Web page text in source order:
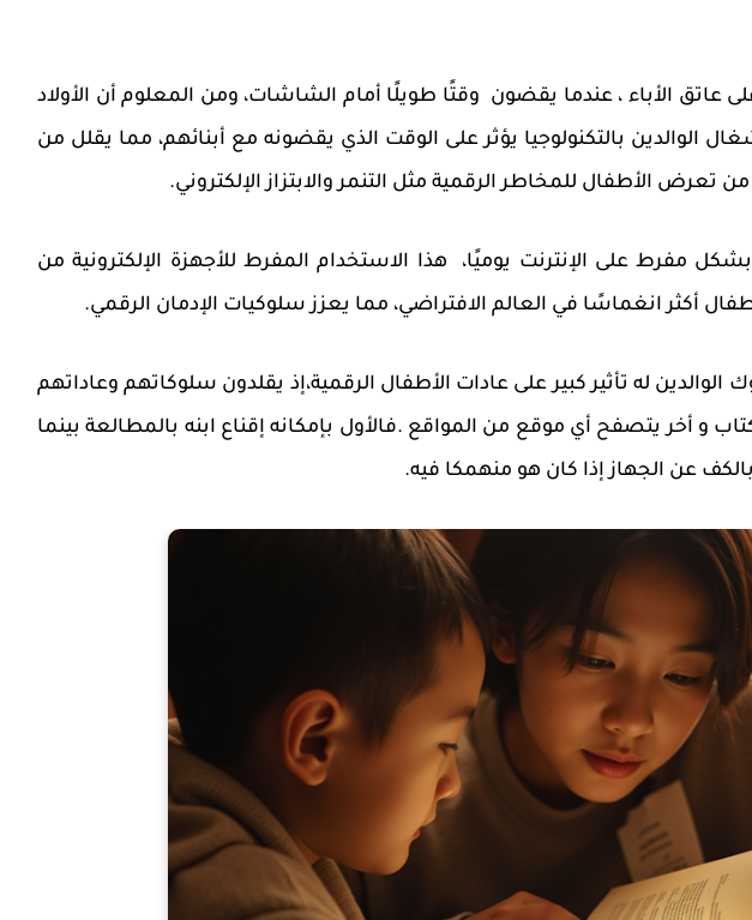
عاتق الأباء ، عندما يقضون وقتًا طويلًا أمام الشاشات، ومن المعلوم أن الأولاد
الوالدين بالتكنولوجيا يؤثر على الوقت الذي يقضونه مع أبنائهم، مما يقلل من
تعرض الأطفال للمخاطر الرقمية مثل التنمر والابتزاز الإلكتروني.
مفرط على الإنترنت يوميًا، هذا الاستخدام المفرط للأجهزة الإلكترونية من
أكثر انغماسًا في العالم الافتراضي، مما يعزز سلوكيات الإدمان الرقمي.
له تأثير كبير على عادات الأطفال الرقمية،إذ يقلدون سلوكاتهم وعاداتهم
و أخر يتصفح أي موقع من المواقع .فالأول بإمكانه إقناع ابنه بالمطالعة بينما
عن الجهاز إذا كان هو منهمكا فيه.